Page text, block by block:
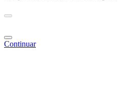
Continuar